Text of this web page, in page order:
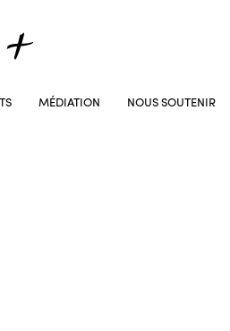
MÉDIATION NOUS SOUTENIR